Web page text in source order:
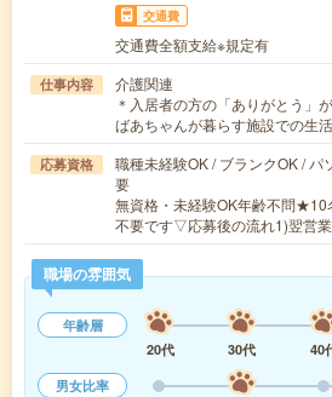
交通費
交通費全額支給※規定有
仕事内容
介護関連
＊入居者の方の「ありがとう」
ばあちゃんが暮らす施設での生
応募資格
職種未経験OK / ブランクOK / パ
要
無資格・未経験OK年齢不問
不要です▽応募後の流れ1)翌営
職場の雰囲気
年齢層
20代
30代 40
男女比率